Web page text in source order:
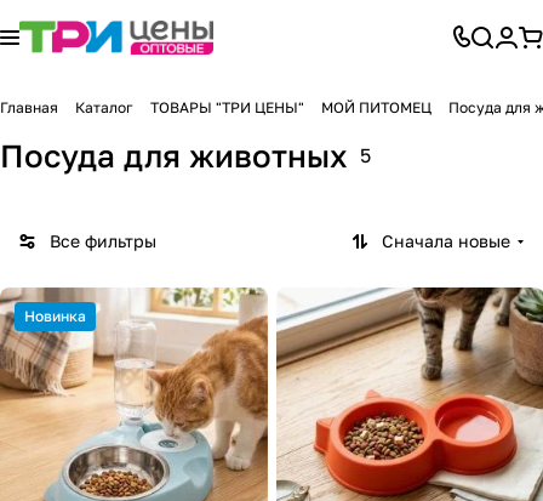
Главная Каталог ТОВАРЫ "ТРИ ЦЕНЫ" МОЙ ПИТОМЕЦ Посуда для
Посуда для животных 5
Все фильтры Сначала новые
Новинка